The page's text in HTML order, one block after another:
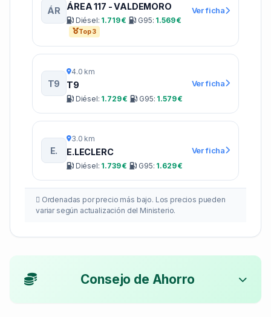
ÁR ÁREA 117 - VALDEMORO
Diésel: 1.719 € G95: 1.569 €
Top 3
Ver ficha
T9
4.0 km
T9
Diésel: 1.729 € G95: 1.579 €
Ver ficha
E.
3.0 km
E.LECLERC
Diésel: 1.739 € G95: 1.629 €
Ver ficha
Ordenadas por precio más bajo. Los precios pueden
variar según actualización del Ministerio.
Consejo de Ahorro